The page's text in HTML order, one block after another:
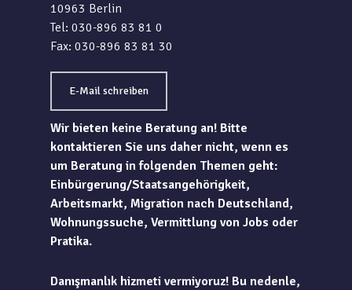
10963 Berlin
Tel: 030-896 83 81 0
Fax: 030-896 83 81 30
E-Mail schreiben
Wir bieten keine Beratung an! Bitte
kontaktieren Sie uns daher nicht, wenn es
um Beratung in folgenden Themen geht:
Einbürgerung/Staatsangehörigkeit,
Arbeitsmarkt, Migration nach Deutschland,
Wohnungssuche, Vermittlung von Jobs oder
Pratika.
Danışmanlık hizmeti vermiyoruz! Bu nedenle,